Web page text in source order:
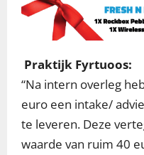
Praktijk Fyrtuoos:
“Na intern overleg
euro een intake/
te leveren. Deze
waarde van ruim 40